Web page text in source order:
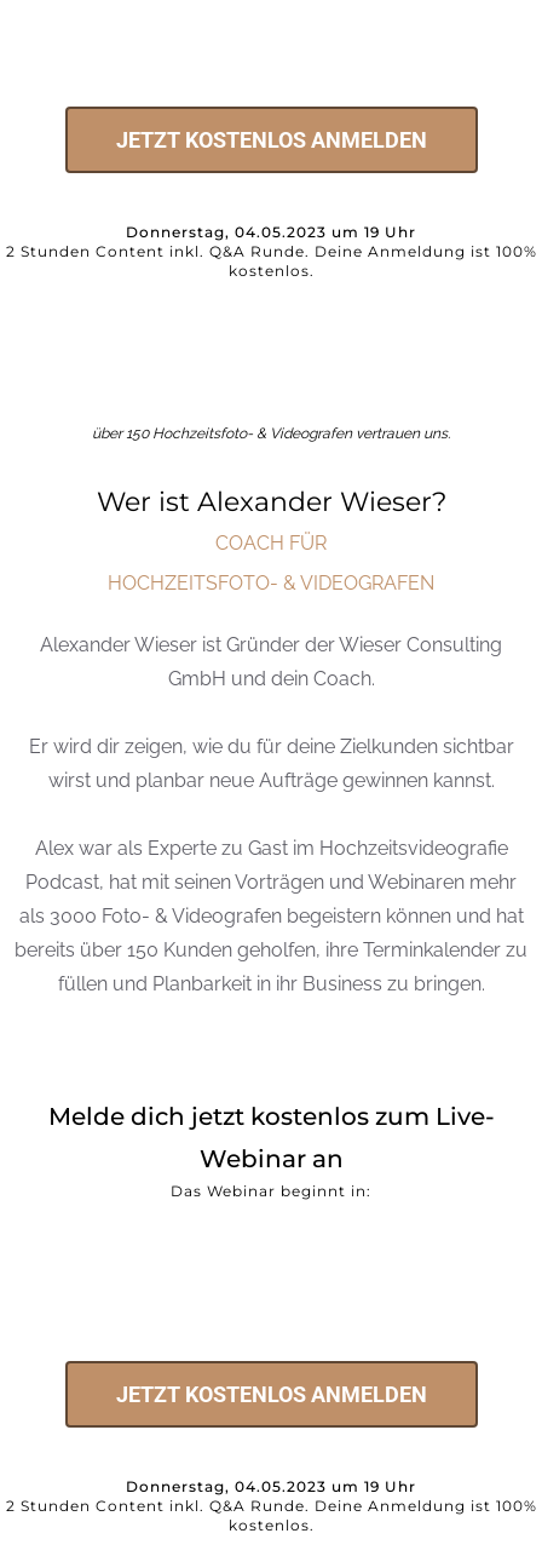
JETZT KOSTENLOS ANMELDEN
Donnerstag, 04.05.2023 um 19 Uhr
2 Stunden Content inkl. Q&A Runde. Deine Anmeldung ist 100%
kostenlos.
über 150 Hochzeitsfoto- & Videografen vertrauen uns.
Wer ist Alexander Wieser?
COACH FÜR
HOCHZEITSFOTO- & VIDEOGRAFEN
Alexander Wieser ist Gründer der Wieser Consulting
GmbH und dein Coach.
Er wird dir zeigen, wie du für deine Zielkunden sichtbar
wirst und planbar neue Aufträge gewinnen kannst.
Alex war als Experte zu Gast im Hochzeitsvideografie
Podcast, hat mit seinen Vorträgen und Webinaren mehr
als 3000 Foto- & Videografen begeistern können und hat
bereits über 150 Kunden geholfen, ihre Terminkalender zu
füllen und Planbarkeit in ihr Business zu bringen.
Melde dich jetzt kostenlos zum Live-
Webinar an
Das Webinar beginnt in:
JETZT KOSTENLOS ANMELDEN
Donnerstag, 04.05.2023 um 19 Uhr
2 Stunden Content inkl. Q&A Runde. Deine Anmeldung ist 100%
kostenlos.